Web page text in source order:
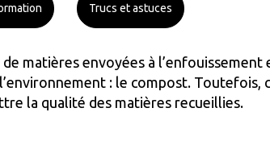
Trucs et astuces
matières envoyées à
: le compost. Toutefois,
la qualité des matières recueillies.